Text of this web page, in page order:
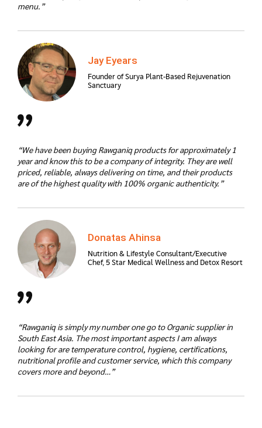
menu.”
Jay Eyears
Founder of Surya Plant-Based Rejuvenation
Sanctuary
“We have been buying Rawganiq products for approximately 1
year and know this to be a company of integrity. They are well
priced, reliable, always delivering on time, and their products
are of the highest quality with 100% organic authenticity.”
Donatas Ahinsa
Nutrition & Lifestyle Consultant/Executive
Chef, 5 Star Medical Wellness and Detox Resort
“Rawganiq is simply my number one go to Organic supplier in
South East Asia. The most important aspects I am always
looking for are temperature control, hygiene, certifications,
nutritional profile and customer service, which this company
covers more and beyond…”